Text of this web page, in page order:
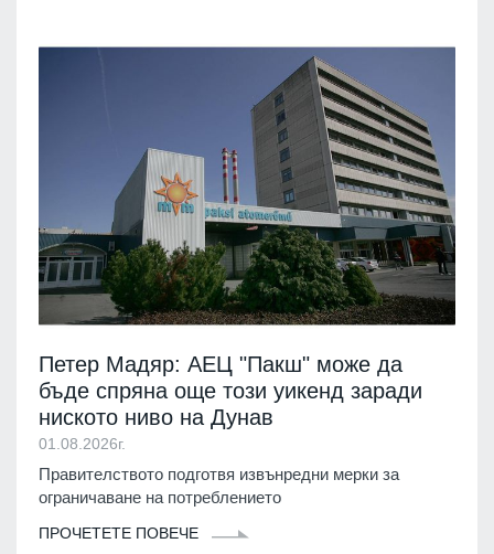
Петер Мадяр: АЕЦ "Пакш" може да
бъде спряна още този уикенд заради
ниското ниво на Дунав
01.08.2026г.
Правителството подготвя извънредни мерки за
ограничаване на потреблението
ПРОЧЕТЕТЕ ПОВЕЧЕ